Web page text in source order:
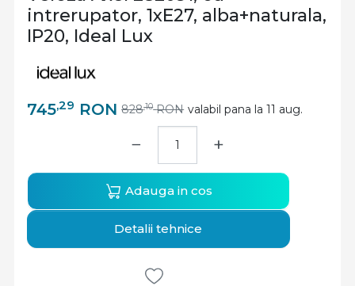
intrerupator, 1xE27, alba+naturala,
IP20, Ideal Lux
745,29 RON 828,10 RON valabil pana la 11 aug.
− +
Adauga in cos
Detalii tehnice